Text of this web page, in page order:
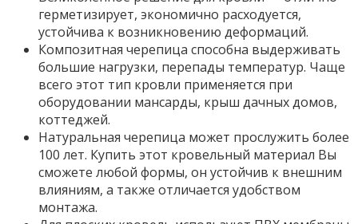
герметизирует, экономично расходуется,
устойчива к возникновению деформаций.
Композитная черепица способна выдерживать
большие нагрузки, перепады температур. Чаще
всего этот тип кровли применяется при
оборудовании мансарды, крыш дачных домов,
коттеджей.
Натуральная черепица может прослужить более
100 лет. Купить этот кровельный материал Вы
сможете любой формы, он устойчив к внешним
влияниям, а также отличается удобством
монтажа.